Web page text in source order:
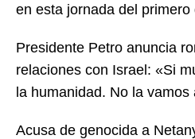
en esta jornada del primero
Presidente Petro anuncia
relaciones con Israel: «Si
la humanidad. No la vamos
Acusa de genocida a